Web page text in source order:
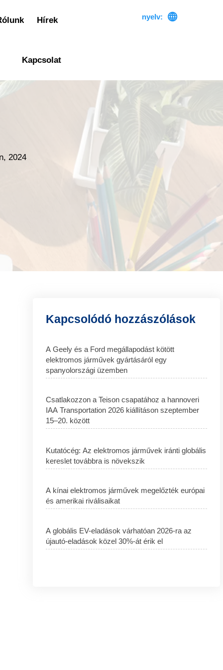
Hírek
Kapcsolat
nyelv: 
2024
Kapcsolódó hozzászólások
A Geely és a Ford megállapodást kötött
elektromos járművek gyártásáról egy
spanyolországi üzemben
Csatlakozzon a Teison csapatához a hannoveri
IAA Transportation 2026 kiállításon szeptember
15–20. között
Kutatócég: Az elektromos járművek iránti globális
kereslet továbbra is növekszik
A kínai elektromos járművek megelőzték európai
és amerikai riválisaikat
A globális EV-eladások várhatóan 2026-ra az
újautó-eladások közel 30%-át érik el